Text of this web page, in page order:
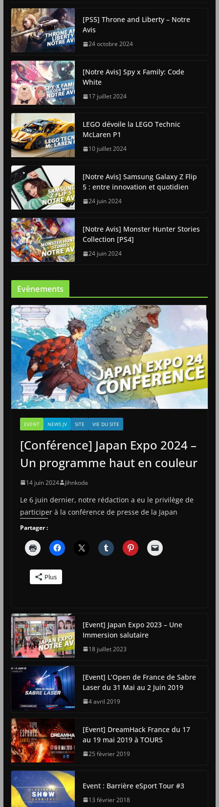
[PS5] Throne and Liberty – Notre
Avis
24 octobre 2024
[Notre Avis] Spy x Family: Code
White
17 juillet 2024
LEGO dévoile la LEGO Technic
McLaren P1
10 juillet 2024
[Notre Avis] Samsung Galaxy Z Flip
5 : entre innovation et quotidien
24 juin 2024
[Notre Avis] Monster Hunter Stories
Collection [PS4]
24 juin 2024
Evènements
EVENT NEWS JV SITE VIE DU SITE
[Conférence] Japan Expo 2024 –
Un programme haut en couleur
14 juin 2024 Jihnkoda
Le 6 juin dernier, notre rédaction a eu le privilège de
participer à la conférence de presse de la Japan
Partager :
Plus
[Event] Japan Expo 2023 – Une
Immersion salutaire
18 juillet 2023
[Event] L’Open de France de Sabre
Laser du 31 Mai au 2 Juin 2019
4 avril 2019
[Event] DreamHack France du 17
au 19 mai 2019 à TOURS
25 février 2019
Event : Barrière eSport Tour #3
13 février 2018